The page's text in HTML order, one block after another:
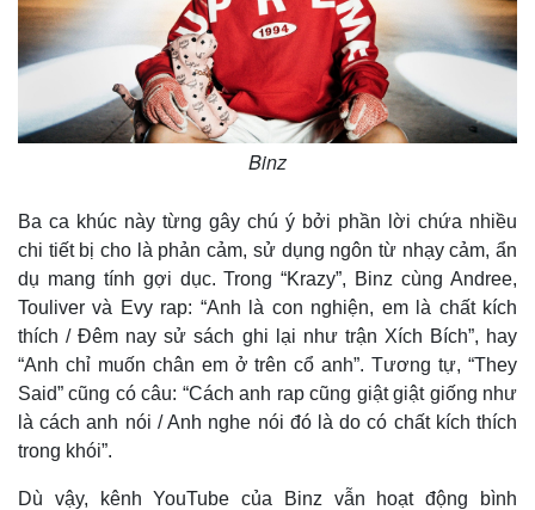
Binz
Ba ca khúc này từng gây chú ý bởi phần lời chứa nhiều
chi tiết bị cho là phản cảm, sử dụng ngôn từ nhạy cảm, ẩn
dụ mang tính gợi dục. Trong “Krazy”, Binz cùng Andree,
Touliver và Evy rap: “Anh là con nghiện, em là chất kích
thích / Đêm nay sử sách ghi lại như trận Xích Bích”, hay
“Anh chỉ muốn chân em ở trên cổ anh”. Tương tự, “They
Said” cũng có câu: “Cách anh rap cũng giật giật giống như
là cách anh nói / Anh nghe nói đó là do có chất kích thích
trong khói”.
Dù vậy, kênh YouTube của Binz vẫn hoạt động bình